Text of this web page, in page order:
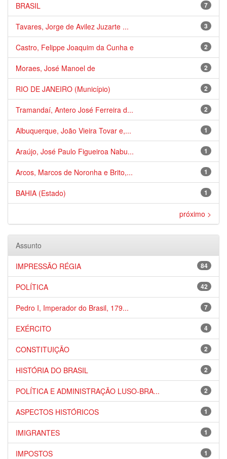
7
BRASIL
3
Tavares, Jorge de Avilez Juzarte ...
2
Castro, Felippe Joaquim da Cunha e
2
Moraes, José Manoel de
2
RIO DE JANEIRO (Município)
2
Tramandaí, Antero José Ferreira d...
1
Albuquerque, João Vieira Tovar e,...
1
Araújo, José Paulo Figueiroa Nabu...
1
Arcos, Marcos de Noronha e Brito,...
1
BAHIA (Estado)
próximo >
Assunto
84
IMPRESSÃO RÉGIA
42
POLÍTICA
7
Pedro I, Imperador do Brasil, 179...
4
EXÉRCITO
2
CONSTITUIÇÃO
2
HISTÓRIA DO BRASIL
2
POLÍTICA E ADMINISTRAÇÃO LUSO-BRA...
1
ASPECTOS HISTÓRICOS
1
IMIGRANTES
1
IMPOSTOS